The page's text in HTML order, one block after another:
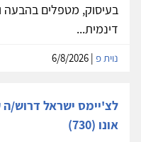
בעיסוק, מטפלים בהבעה
דינמית...
נוית פ
לצ'יימס ישראל דרוש/ה
אונו (730)